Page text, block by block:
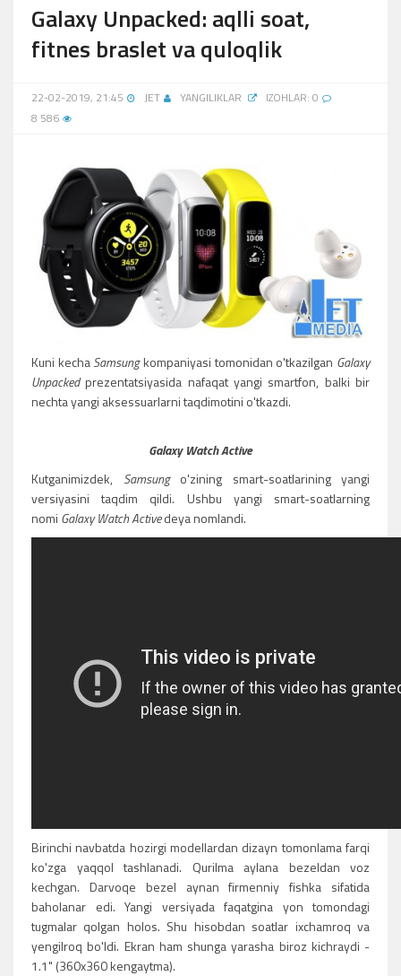
Galaxy Unpacked: aqlli soat,
fitnes braslet va quloqlik
22-02-2019, 21:45 JET YANGILIKLAR
IZOHLAR: 0
8 586
Kuni kechaSamsungkompaniyasi tomonidan o'tkazilgan Galaxy
Unpackedprezentatsiyasida nafaqat yangi smartfon, balki bir
nechta yangi aksessuarlarni taqdimotini o'tkazdi.
Galaxy Watch Active
Kutganimizdek, Samsungo'zining smart-soatlarining yangi
versiyasini taqdim qildi. Ushbu yangi smart-soatlarning
nomi Galaxy Watch Activedeya nomlandi.
Birinchi navbatda hozirgi modellardan dizayn tomonlama farqi
ko'zga yaqqol tashlanadi. Qurilma aylana bezeldan voz
kechgan. Darvoqe bezel aynan firmenniy fishka sifatida
baholanar edi. Yangi versiyada faqatgina yon tomondagi
tugmalar qolgan holos. Shu hisobdan soatlar ixchamroq va
yengilroq bo'ldi. Ekran ham shunga yarasha biroz kichraydi -
1.1" (360x360 kengaytma).